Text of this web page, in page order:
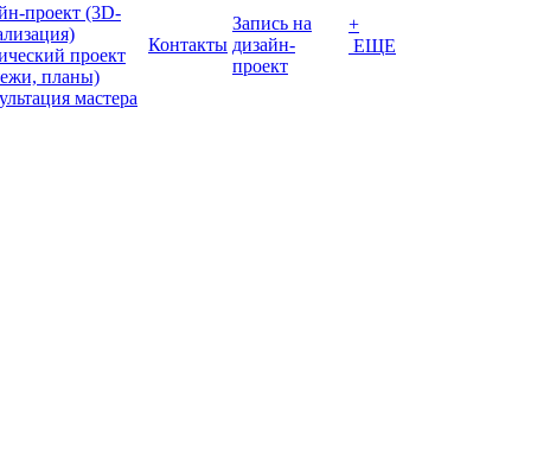
проект (3D-
проект
планы)
мастера
Контакты
Запись на
дизайн-
проект
+
ЕЩЕ